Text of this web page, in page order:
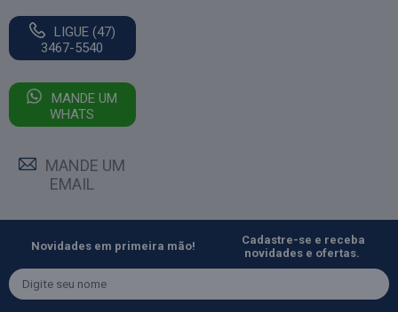
LIGUE (47)
3467-5540
MANDE UM
WHATS
MANDE UM
EMAIL
Novidades em primeira mão!
Cadastre-se e receba
novidades e ofertas.